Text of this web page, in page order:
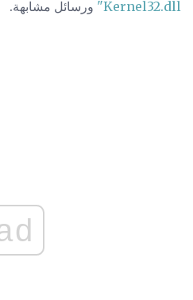
Kernel32.dll"
ورسائل مشابهة.